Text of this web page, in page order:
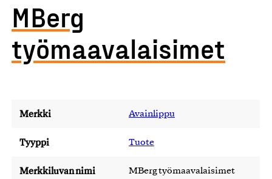
MBerg
työmaavalaisimet
Merkki Avainlippu
Tyyppi Tuote
Merkkiluvan nimi MBerg työmaavalaisimet